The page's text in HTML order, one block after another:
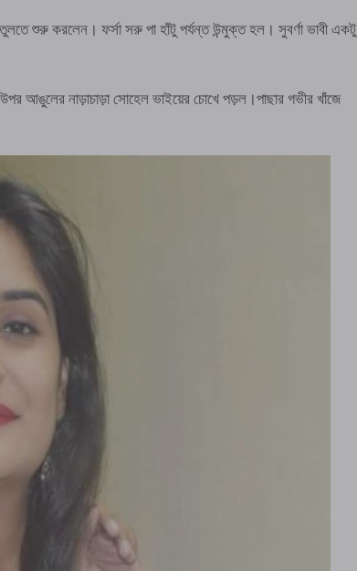
তুলতে শুরু করলেন। ফর্সা সরু পা হাঁটু পর্যন্ত উন্মুক্ত হল। সুবর্ণা ভাবী একটু
উপর আঙুলের নাড়াচাড়া সোহেল ভাইয়ের চোখে পড়ল।পাছার গভীর খাঁজে